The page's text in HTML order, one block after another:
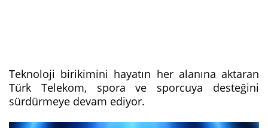
Teknoloji birikimini hayatın her alanına aktaran
Türk Telekom, spora ve sporcuya desteğini
sürdürmeye devam ediyor.